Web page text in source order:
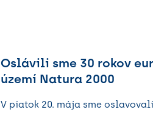
Oslávili sme 30 rokov
území Natura 2000
V piatok 20. mája sme